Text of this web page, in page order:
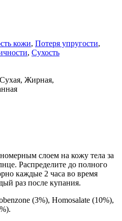
кожи, Потеря упругости,
, Сухость
Жирная,
слоем на кожу тела за
Распределите до полного
каждые 2 часа во время
раз после купания.
(3%), Homosalate (10%),